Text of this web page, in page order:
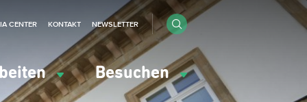
Besuchen
CENTER KONTAKT NEWSLETTER